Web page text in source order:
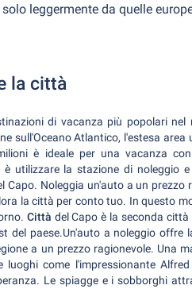
leggermente da quelle
la città
di vacanza più popolari nel
sull'Oceano Atlantico, l'estesa area
è ideale per una vacanza
utilizzare la stazione di noleggio
Noleggia un'auto a un prezzo
la città per conto tuo. In questo
Città del Capo è la seconda
del paese.Un'auto a noleggio offre
a un prezzo ragionevole. Una
luoghi come l'impressionante
Le spiagge e i sobborghi